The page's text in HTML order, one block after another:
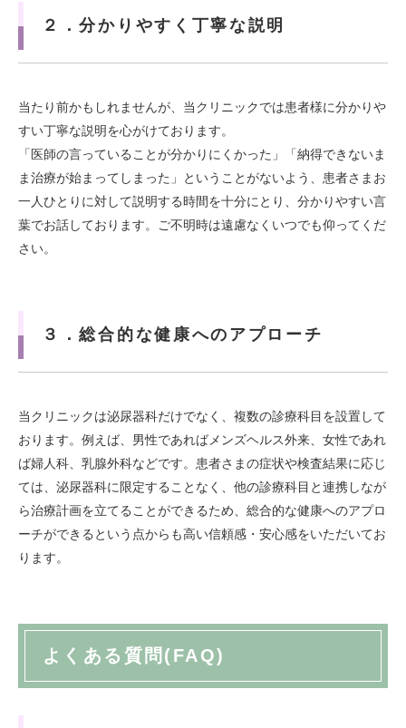
２．分かりやすく丁寧な説明
当たり前かもしれませんが、当クリニックでは患者様に分かりや
すい丁寧な説明を心がけております。
「医師の言っていることが分かりにくかった」「納得できないま
ま治療が始まってしまった」ということがないよう、患者さまお
一人ひとりに対して説明する時間を十分にとり、分かりやすい言
葉でお話しております。ご不明時は遠慮なくいつでも仰ってくだ
さい。
３．総合的な健康へのアプローチ
当クリニックは泌尿器科だけでなく、複数の診療科目を設置して
おります。例えば、男性であればメンズヘルス外来、女性であれ
ば婦人科、乳腺外科などです。患者さまの症状や検査結果に応じ
ては、泌尿器科に限定することなく、他の診療科目と連携しなが
ら治療計画を立てることができるため、総合的な健康へのアプロ
ーチができるという点からも高い信頼感・安心感をいただいてお
ります。
よくある質問(FAQ)